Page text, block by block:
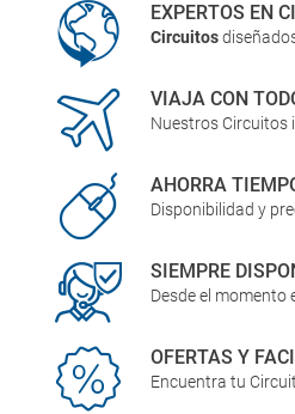
EXPERTOS EN
Circuitos
VIAJA CON
Nuestros Circuitos
AHORRA
Disponibilidad y
SIEMPRE
Desde el
OFERTAS Y
Encuentra tu